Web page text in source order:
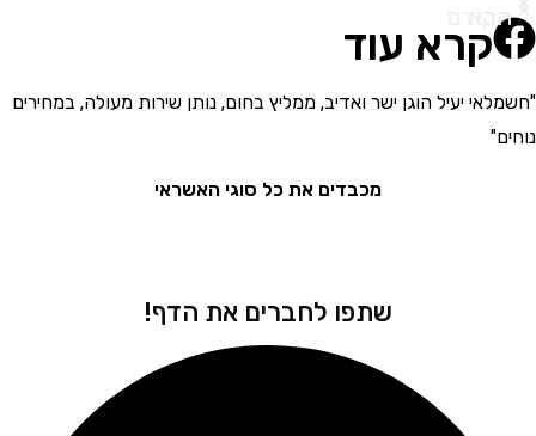
קרא עוד
יעיל הוגן ישר ואדיב, ממליץ בחום, נותן שירות מעולה, במחירים
מכבדים את כל סוגי האשראי
שתפו לחברים את הדף!